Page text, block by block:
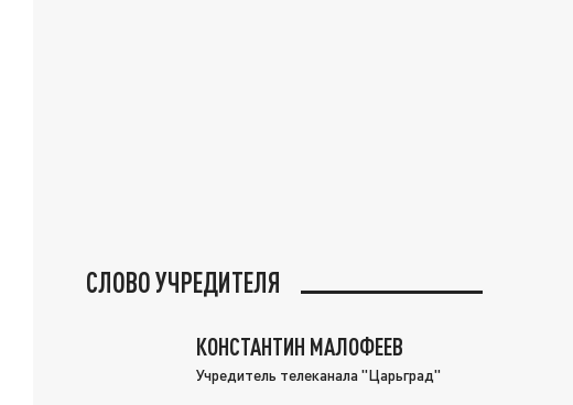
СЛОВО УЧРЕДИТЕЛЯ
КОНСТАНТИН МАЛОФЕЕВ
Учредитель телеканала "Царьград"